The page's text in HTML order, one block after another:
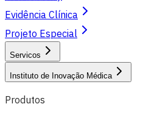
Evidência Clínica
Projeto Especial
Servicos
Instituto de Inovação Médica
Produtos